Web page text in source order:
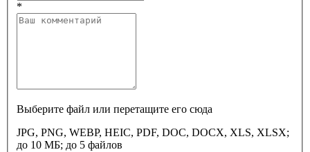
*
Выберите файл или перетащите его сюда
JPG, PNG, WEBP, HEIC, PDF, DOC, DOCX, XLS, XLSX;
до 10 МБ; до 5 файлов